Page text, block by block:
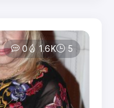
0 1.6K 5